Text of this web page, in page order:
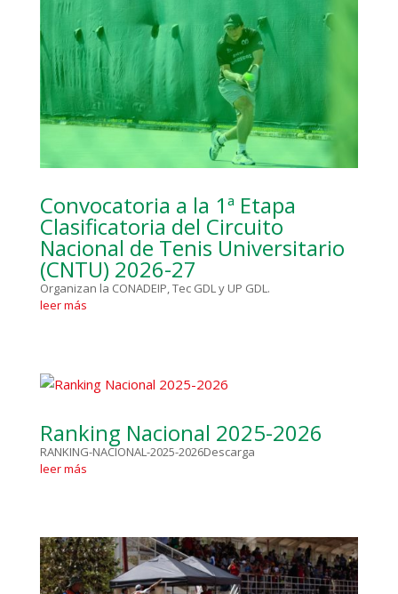
Convocatoria a la 1ª Etapa
Clasificatoria del Circuito
Nacional de Tenis Universitario
(CNTU) 2026-27
Organizan la CONADEIP, Tec GDL y UP GDL.
leer más
Ranking Nacional 2025-2026
RANKING-NACIONAL-2025-2026Descarga
leer más